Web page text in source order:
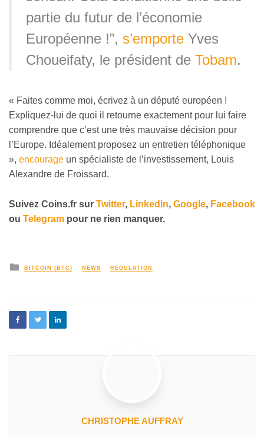
partie du futur de l’économie
Européenne !”, s’emporte Yves
Choueifaty, le président de Tobam.
« Faites comme moi, écrivez à un député européen !
Expliquez-lui de quoi il retourne exactement pour lui faire
comprendre que c’est une très mauvaise décision pour
l’Europe. Idéalement proposez un entretien téléphonique
», encourage un spécialiste de l’investissement, Louis
Alexandre de Froissard.
Suivez Coins.fr sur Twitter, Linkedin, Google, Facebook
ou Telegram pour ne rien manquer.
BITCOIN (BTC) NEWS REGULATION
CHRISTOPHE AUFFRAY